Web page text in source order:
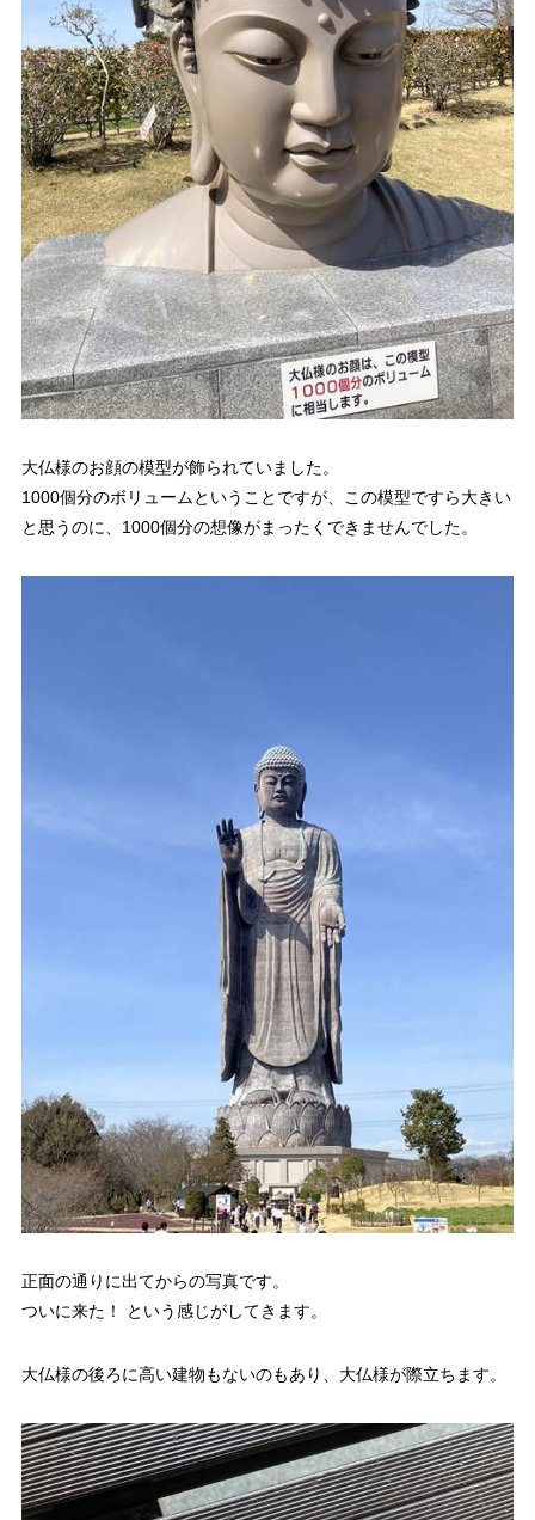
大仏様のお顔の模型が飾られていました。
1000個分のボリュームということですが、この模型ですら大きい
と思うのに、1000個分の想像がまったくできませんでした。
正面の通りに出てからの写真です。
ついに来た！ という感じがしてきます。
大仏様の後ろに高い建物もないのもあり、大仏様が際立ちます。